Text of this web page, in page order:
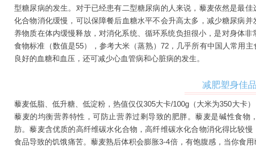
型糖尿病的发生。对于已经患有二型糖尿病的人来说，藜麦依然是最
化合物消化缓慢，可以保障餐后血糖水平不会升高太多，减少糖尿病
养物质在体内缓慢释放，对消化系统、循环系统负担很小，是对身体
食物标准（数值是55），参考大米（蒸熟）72，几乎所有中国人常用
良好的血糖和血压，还可减少心血管病和心脏病的发生。
减肥塑身佳品
藜麦低脂、低升糖、低淀粉，热值仅仅305大卡/100g（大米为350大卡
藜麦的均衡营养特性，可防止营养过剩导致的肥胖。藜麦是碱性食物
肪。藜麦含优质的高纤维碳水化合物，高纤维碳水化合物消化得比较
食品导致的饥饿痛苦。藜麦熟后体积会膨胀3-4倍，有饱腹感，当你食